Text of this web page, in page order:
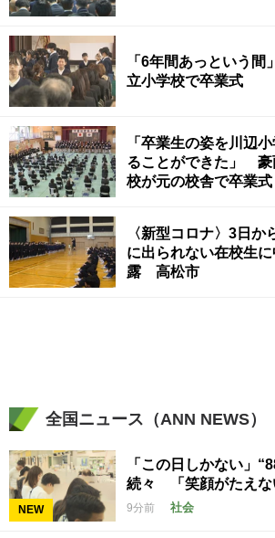
「6年間あっという間
立小学校で卒業式
「卒業生の姿を川辺
ることができた」 豪
校が元の校舎で卒業
〈新型コロナ〉3日
に出られない在校生
露 高松市
全国ニュース（ANN NEWS）
NEW
「この日しかない」
続々 「笑顔がたえな
9分前 社会